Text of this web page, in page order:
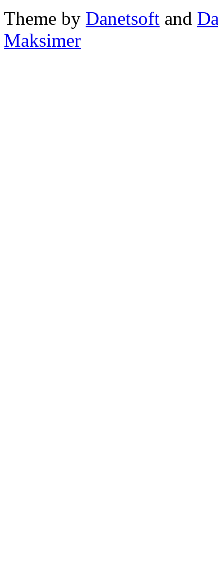
Theme by Danetsoft and
Maksimer